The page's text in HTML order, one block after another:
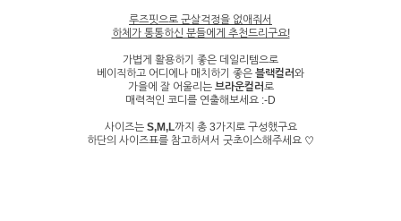
루즈핏으로 군살걱정을 없애줘서
하체가 통통하신 분들에게 추천드리구요!
가볍게 활용하기 좋은 데일리템으로
베이직하고 어디에나 매치하기 좋은 블랙컬러와
가을에 잘 어울리는브라운컬러로
매력적인 코디를 연출해보세요 :-D
사이즈는 S,M,L까지 총 3가지로 구성했구요
하단의 사이즈표를 참고하셔서 굿초이스해주세요 ♡